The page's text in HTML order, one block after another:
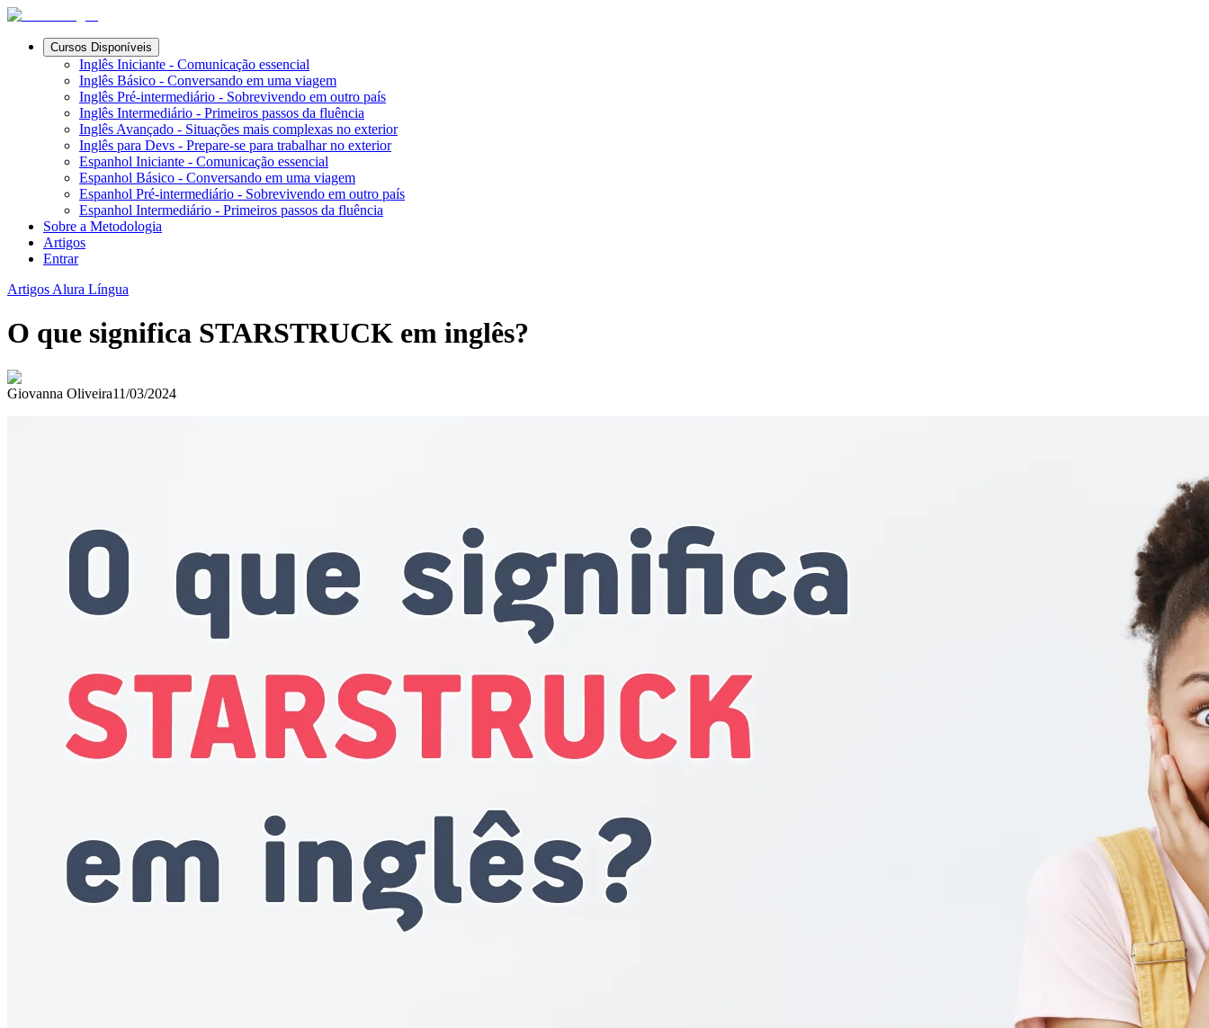
Cursos Disponíveis
Inglês Iniciante - Comunicação essencial
Inglês Básico - Conversando em uma viagem
Inglês Pré-intermediário - Sobrevivendo em outro país
Inglês Intermediário - Primeiros passos da fluência
Inglês Avançado - Situações mais complexas no exterior
Inglês para Devs - Prepare-se para trabalhar no exterior
Espanhol Iniciante - Comunicação essencial
Espanhol Básico - Conversando em uma viagem
Espanhol Pré-intermediário - Sobrevivendo em outro país
Espanhol Intermediário - Primeiros passos da fluência
Sobre a Metodologia
Artigos
Entrar
Artigos Alura Língua
O que significa STARSTRUCK em inglês?
Giovanna Oliveira11/03/2024